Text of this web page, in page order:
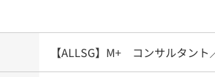
【ALLSG】M+ コンサルタント